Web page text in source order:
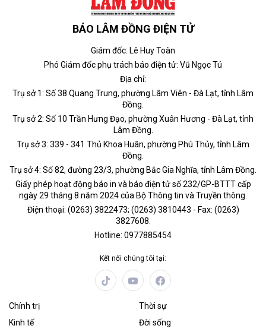
BÁO LÂM ĐỒNG ĐIỆN TỬ
Giám đốc: Lê Huy Toàn
Phó Giám đốc phụ trách báo điện tử: Vũ Ngọc Tú
Địa chỉ:
Trụ sở 1: Số 38 Quang Trung, phường Lâm Viên - Đà Lạt, tỉnh Lâm
Đồng.
Trụ sở 2: Số 10 Trần Hưng Đạo, phường Xuân Hương - Đà Lạt, tỉnh
Lâm Đồng.
Trụ sở 3: 339 - 341 Thủ Khoa Huân, phường Phú Thủy, tỉnh Lâm
Đồng.
Trụ sở 4: Số 82, đường 23/3, phường Bắc Gia Nghĩa, tỉnh Lâm Đồng.
Giấy phép hoạt động báo in và báo điện tử số 232/GP-BTTT cấp
ngày 29 tháng 8 năm 2024 của Bộ Thông tin và Truyền thông.
Điện thoại: (0263) 3822473; (0263) 3810443 - Fax: (0263)
3827608.
Hotline: 0977885454
Kết nối chúng tôi tại:
Chính trị
Thời sự
Kinh tế
Đời sống